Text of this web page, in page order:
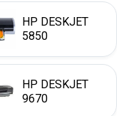
HP DESKJET
5850
HP DESKJET
9670